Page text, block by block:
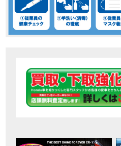
EVENT “コカ・コーラ”鈴鹿８時間耐久ロードレー
MOVIE 【ホンダ バイク】バイクを長持ち
MOVIE 【ホンダ バイク】CRF1100L Africa Twinは女性
MOVIE 【ホンダ バイク】 ホンダドリー
MOVIE 最新のアフリカツインどう？妹と
MOVIE 【ホンダ バイク】「ボカロ文化」を知ろう ナビゲーションをスキップ 検索 作成
CAMPAIGN 免許取得サポートキ